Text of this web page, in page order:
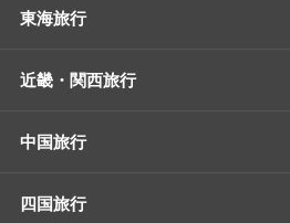
東海旅行
近畿・関西旅行
中国旅行
四国旅行